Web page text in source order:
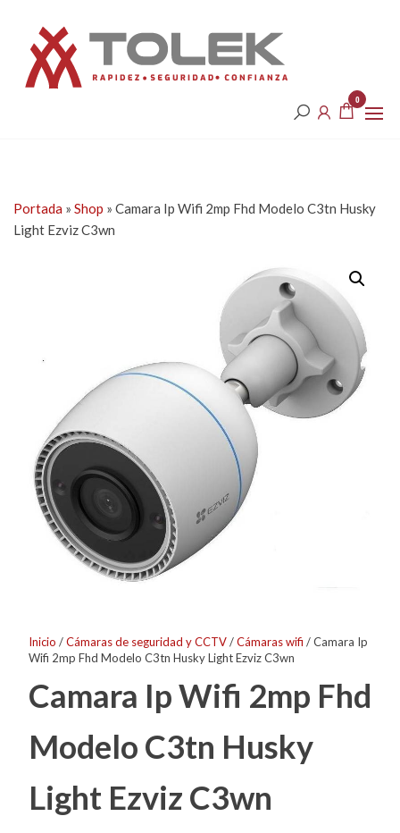
contenido
0
Portada » Shop » Camara Ip Wifi 2mp Fhd Modelo C3tn Husky
Light Ezviz C3wn
Inicio /Cámaras de seguridad y CCTV/Cámaras wifi / Camara Ip
Wifi 2mp Fhd Modelo C3tn Husky Light Ezviz C3wn
Camara Ip Wifi 2mp Fhd
Modelo C3tn Husky
Light Ezviz C3wn